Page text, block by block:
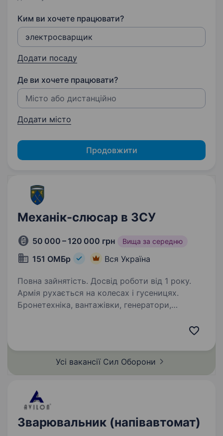
Ким ви хочете працювати?
Додати посаду
Де ви хочете працювати?
Додати місто
Продовжити
Механік-слюсар в ЗСУ
50 000 – 120 000 грн Вища за середню
151 ОМБр Вся Україна
Повна зайнятість. Досвід роботи від 1 року.
Армія рухається на колесах і гусеницях.
Бронетехніка, вантажівки, генератори,
професійного обслуговування. Механік-слюсар
це людина, яка…
Усі вакансії Сил Оборони
Зварювальник (напівавтомат)